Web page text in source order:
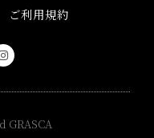
ご利用規約
GRASCA